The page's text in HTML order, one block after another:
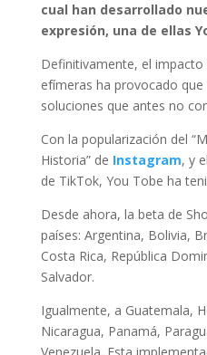
cual han desarrollado
expresión, una de ellas
Definitivamente, el
efímeras ha provocado
soluciones que antes no
Con la popularización del
Historia” de Instagram, y
de TikTok, You Tobe ha
Desde ahora, la beta de
países: Argentina, Bolivia,
Costa Rica, República
Salvador.
Igualmente, a Guatemala,
Nicaragua, Panamá,